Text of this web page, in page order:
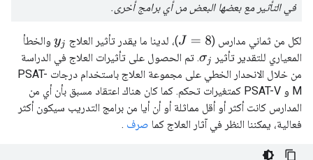
في التأثير مع بعضها البعض من أي برامج أخرى.
لكل من ثماني مدارس ( J= 8 )، لدينا ما يقدر تأثير العلاج yj والخطأ
المعياري للتقدير تأثير
σj . تم الحصول على تأثيرات العلاج في الدراسة
من خلال الانحدار الخطي على مجموعة العلاج باستخدام درجات PSAT-
M و PSAT-V كمتغيرات تحكم. كما كان هناك اعتقاد مسبق بأن أي من
المدارس كانت أكثر أو أقل مماثلة أو أن أيا من برامج التدريب سيكون أكثر
فعالية، يمكننا النظر في آثار العلاج كما صرف .